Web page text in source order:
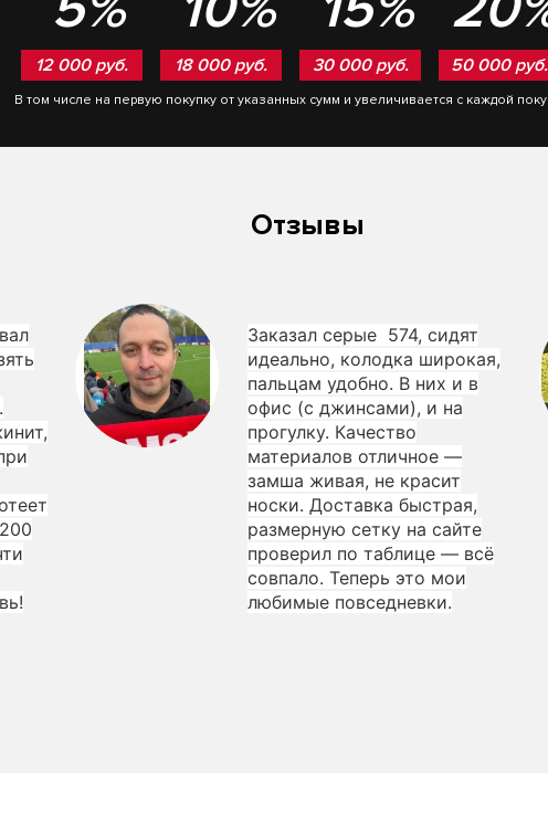
12 000 руб. 18 000 руб. 30 000 руб. 50 000 руб.
В том числе на первую покупку от указанных сумм и увеличивается с каждой
Отзывы
Заказал серые 574, сидят
идеально, колодка широкая,
пальцам удобно. В них и в
офис (с джинсами), и на
прогулку. Качество
материалов отличное —
замша живая, не красит
носки. Доставка быстрая,
размерную сетку на сайте
проверил по таблице — всё
совпало. Теперь это мои
любимые повседневки.